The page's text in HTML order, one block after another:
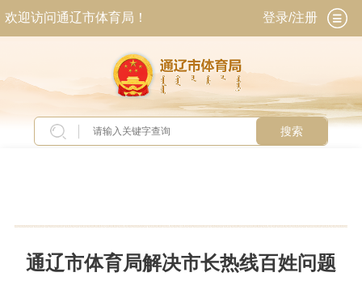
欢迎访问通辽市体育局！ 登录/注册
搜索
通辽市体育局解决市长热线百姓问题